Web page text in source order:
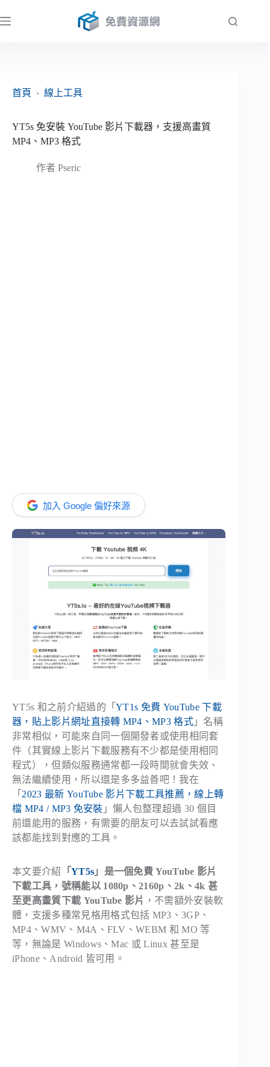
至
首頁
› 線上工具
YT5s 免安裝 YouTube 影片下載器，支援高畫質
MP4、MP3 格式
作者 Pseric
加入 Google 偏好來源
YT5s 和之前介紹過的「YT1s 免費 YouTube 下載
器，貼上影片網址直接轉 MP4、MP3 格式 」名稱
非常相似，可能來自同一個開發者或使用相同套
件（其實線上影片下載服務有不少都是使用相同
程式），但類似服務通常都一段時間就會失效、
無法繼續使用，所以還是多多益善吧！我在
「 2023 最新 YouTube 影片下載工具推薦，線上轉
檔 MP4 / MP3 免安裝 」懶人包整理超過 30 個目
前還能用的服務，有需要的朋友可以去試試看應
該都能找到對應的工具。
本文要介紹 「YT5s 」是一個免費 YouTube 影片
下載工具，號稱能以 1080p、2160p、2k、4k 甚
至更高畫質下載 YouTube 影片 ，不需額外安裝軟
體，支援多種常見格用格式包括 MP3、3GP、
MP4、WMV、M4A、FLV、WEBM 和 MO 等
等，無論是 Windows、Mac 或 Linux 甚至是
iPhone、Android 皆可用。